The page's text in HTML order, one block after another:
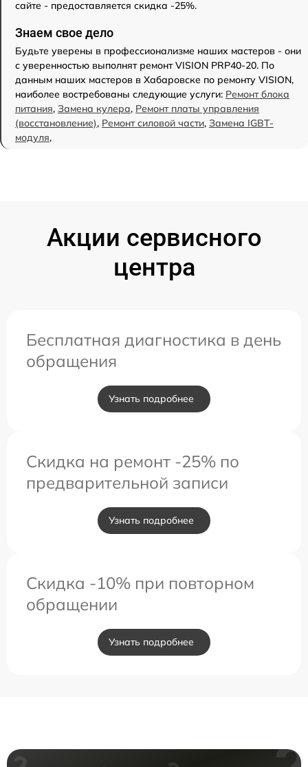
сайте - предоставляется скидка -25%.
Знаем свое дело
Будьте уверены в профессионализме наших мастеров - они
с уверенностью выполнят ремонт VISION PRP40-20. По
данным наших мастеров в Хабаровске по ремонту VISION,
наиболее востребованы следующие услуги: Ремонт блока
питания, Замена кулера, Ремонт платы управления
(восстановление), Ремонт силовой части, Замена IGBT-
модуля,
Акции сервисного
центра
Бесплатная диагностика в день
обращения
Узнать подробнее
Скидка на ремонт -25% по
предварительной записи
Узнать подробнее
Скидка -10% при повторном
обращении
Узнать подробнее